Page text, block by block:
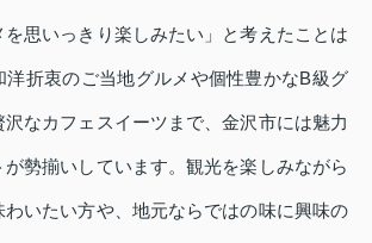
を思いっきり楽しみたい」と考えたことは
洋折衷のご当地グルメや個性豊かなB級グ
沢なカフェスイーツまで、金沢市には魅力
勢揃いしています。観光を楽しみながら
わいたい方や、地元ならではの味に興味の